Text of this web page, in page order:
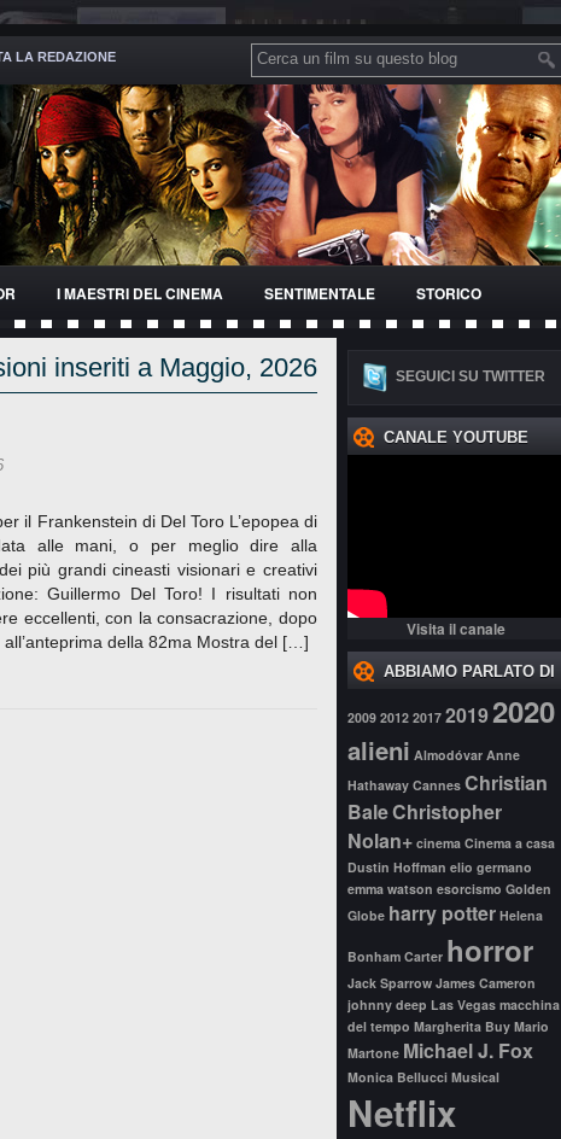
LA REDAZIONE
I MAESTRI DEL CINEMA SENTIMENTALE STORICO
inseriti a Maggio, 2026
il Frankenstein di Del Toro L’epopea di
alle mani, o per meglio dire alla
più grandi cineasti visionari e creativi
Guillermo Del Toro! I risultati non
eccellenti, con la consacrazione, dopo
della 82ma Mostra del […]
SEGUICI SU TWITTER
CANALE YOUTUBE
Visita il canale
ABBIAMO PARLATO DI
2009 2012 2017 20192020
alieni Almodóvar Anne
Hathaway Cannes Christian
BaleChristopher
Nolan+ cinema Cinema a casa
Dustin Hoffman elio germano
emma watson esorcismo Golden
Globe harry potter Helena
Bonham Carter horror
Jack Sparrow James Cameron
johnny deep Las Vegas macchina
del tempo Margherita Buy Mario
Martone Michael J. Fox
Monica Bellucci Musical
Netflix